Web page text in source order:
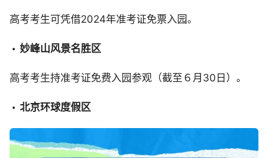
高考考生可凭借2024年准考证免票入园。
妙峰山风景名胜区
高考考生持准考证免费入园参观（截至６月30日）。
北京环球度假区